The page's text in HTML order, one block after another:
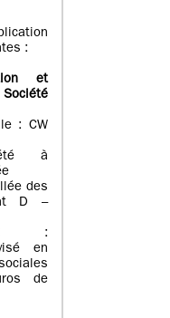
:
et
: CW
à
des
D –
:
en
de